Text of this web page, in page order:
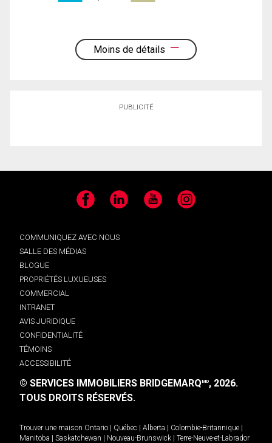
Moins de détails
PUBLICITÉ
Facebook LinkedIn YouTube Instagram
COMMUNIQUEZ AVEC NOUS
SALLE DES MÉDIAS
BLOGUE
PROPRIÉTÉS LUXUEUSES
COMMERCIAL
INTRANET
AVIS JURIDIQUE
CONFIDENTIALITÉ
TÉMOINS
ACCESSIBILITÉ
© SERVICES IMMOBILIERS BRIDGEMARQMD, 2026.
TOUS DROITS RÉSERVÉS.
Trouver une maison Ontario | Québec | Alberta | Colombie-Britannique |
Manitoba | Saskatchewan | Nouveau-Brunswick | Terre-Neuve-et-Labrador